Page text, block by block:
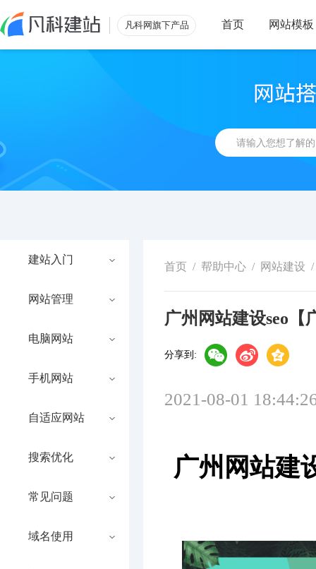
凡科网旗下产品 首页 网站模板
建站入门
网站管理
电脑网站
手机网站
自适应网站
搜索优化
常见问题
域名使用
首页 / 帮助中心 / 网站建设 /
广州网站建设seo【
分享到:
2021-08-01
广州网站建